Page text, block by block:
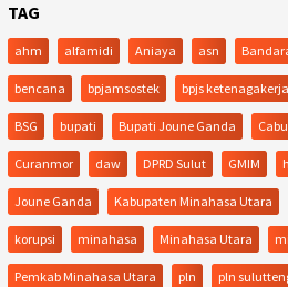
TAG
ahm alfamidi Aniaya asn
bencana bpjamsostek bpjs
BSG bupati Bupati Joune Ganda
Curanmor daw DPRD Sulut GMIM
Joune Ganda Kabupaten Minahasa Utara
korupsi minahasa Minahasa Utara
Pemkab Minahasa Utara pln pln